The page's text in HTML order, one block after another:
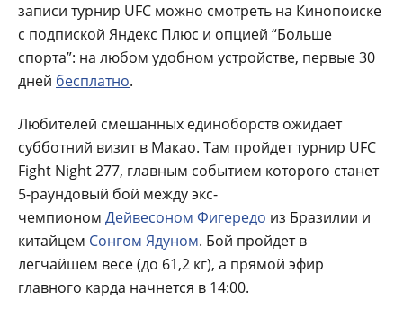
записи турнир UFC можно смотреть на Кинопоиске
с подпиской Яндекс Плюс и опцией “Больше
спорта”: на любом удобном устройстве, первые 30
дней бесплатно.
Любителей смешанных единоборств ожидает
субботний визит в Макао. Там пройдет турнир UFC
Fight Night 277, главным событием которого станет
5-раундовый бой между экс-
чемпионом Дейвесоном Фигередо из Бразилии и
китайцем Сонгом Ядуном. Бой пройдет в
легчайшем весе (до 61,2 кг), а прямой эфир
главного карда начнется в 14:00.